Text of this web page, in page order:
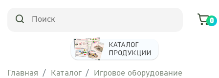
0
Главная Каталог
Игровое оборудование